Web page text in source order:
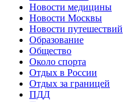
Новости медицины
Новости Москвы
Новости путешествий
Образование
Общество
Около спорта
Отдых в России
Отдых за границей
ПДД